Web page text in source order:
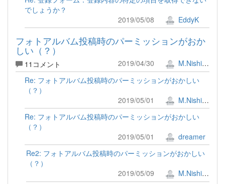
でしょうか？
2019/05/08
EddyK
フォトアルバム投稿時のパーミッションがおか
しい（？）
11コメント 2019/04/30
M.Nishimura
Re: フォトアルバム投稿時のパーミッションがおかしい
（？）
2019/05/01
M.Nishimura
Re: フォトアルバム投稿時のパーミッションがおかしい
（？）
2019/05/01
dreamer
Re2: フォトアルバム投稿時のパーミッションがおかしい
（？）
2019/05/09
M.Nishimura